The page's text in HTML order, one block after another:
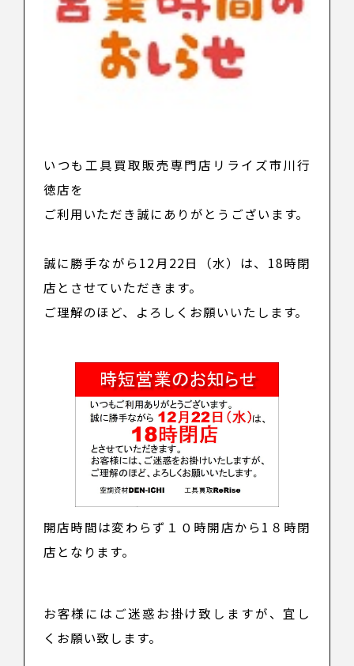
いつも工具買取販売専門店リライズ市川行
徳店を
ご利用いただき誠にありがとうございます。
誠に勝手ながら12月22日（水） は、 18時閉
店 とさせていただきます。
ご理解のほど、よろしくお願いいたします。
開店時間は変わらず１０時開店から1８時閉
店となります。
お客様にはご迷惑お掛け致しますが、宜し
くお願い致します。